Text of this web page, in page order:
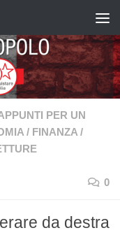
PER UN
/ FINANZA /
0
da destra